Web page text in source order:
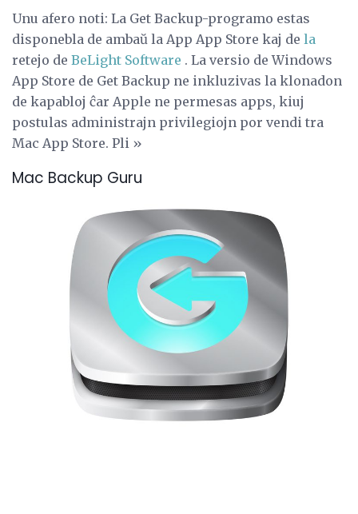
Unu afero noti: La Get Backup-programo estas
disponebla de ambaŭ la App App Store kaj de la
retejo de BeLight Software . La versio de Windows
App Store de Get Backup ne inkluzivas la klonadon
de kapabloj ĉar Apple ne permesas apps, kiuj
postulas administrajn privilegiojn por vendi tra
Mac App Store. Pli »
Mac Backup Guru